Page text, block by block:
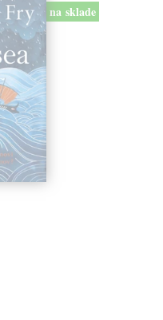
na sklade